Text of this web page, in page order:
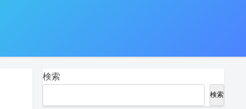
検索
検索